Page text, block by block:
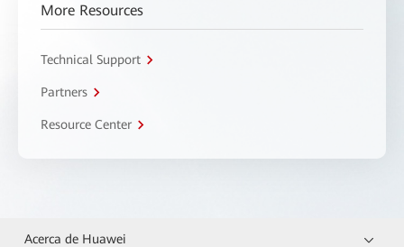
More Resources
Technical Support
Partners
Resource Center
Acerca de Huawei